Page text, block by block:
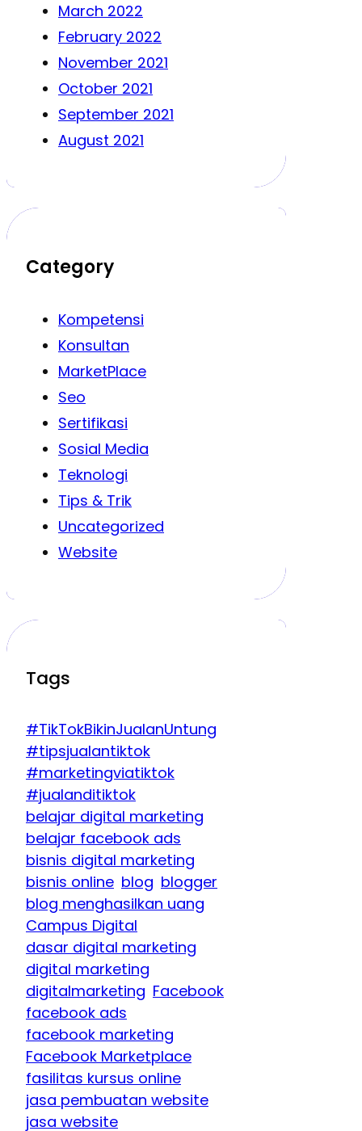
March 2022
February 2022
November 2021
October 2021
September 2021
August 2021
Category
Kompetensi
Konsultan
MarketPlace
Seo
Sertifikasi
Sosial Media
Teknologi
Tips & Trik
Uncategorized
Website
Tags
#TikTokBikinJualanUntung
#tipsjualantiktok
#marketingviatiktok
#jualanditiktok
belajar digital marketing
belajar facebook ads
bisnis digital marketing
bisnis online blog blogger
blog menghasilkan uang
Campus Digital
dasar digital marketing
digital marketing
digitalmarketing Facebook
facebook ads
facebook marketing
Facebook Marketplace
fasilitas kursus online
jasa pembuatan website
jasa website